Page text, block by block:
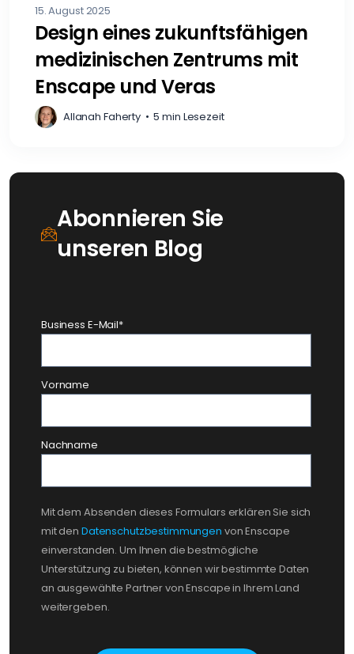
15. August 2025
Design eines zukunftsfähigen
medizinischen Zentrums mit
Enscape und Veras
Allanah Faherty • 5 min Lesezeit
Abonnieren Sie
unseren Blog
Business E-Mail*
Vorname
Nachname
Mit dem Absenden dieses Formulars erklären Sie sich
mit den Datenschutzbestimmungen von Enscape
einverstanden. Um Ihnen die bestmögliche
Unterstützung zu bieten, können wir bestimmte Daten
an ausgewählte Partner von Enscape in Ihrem Land
weitergeben.